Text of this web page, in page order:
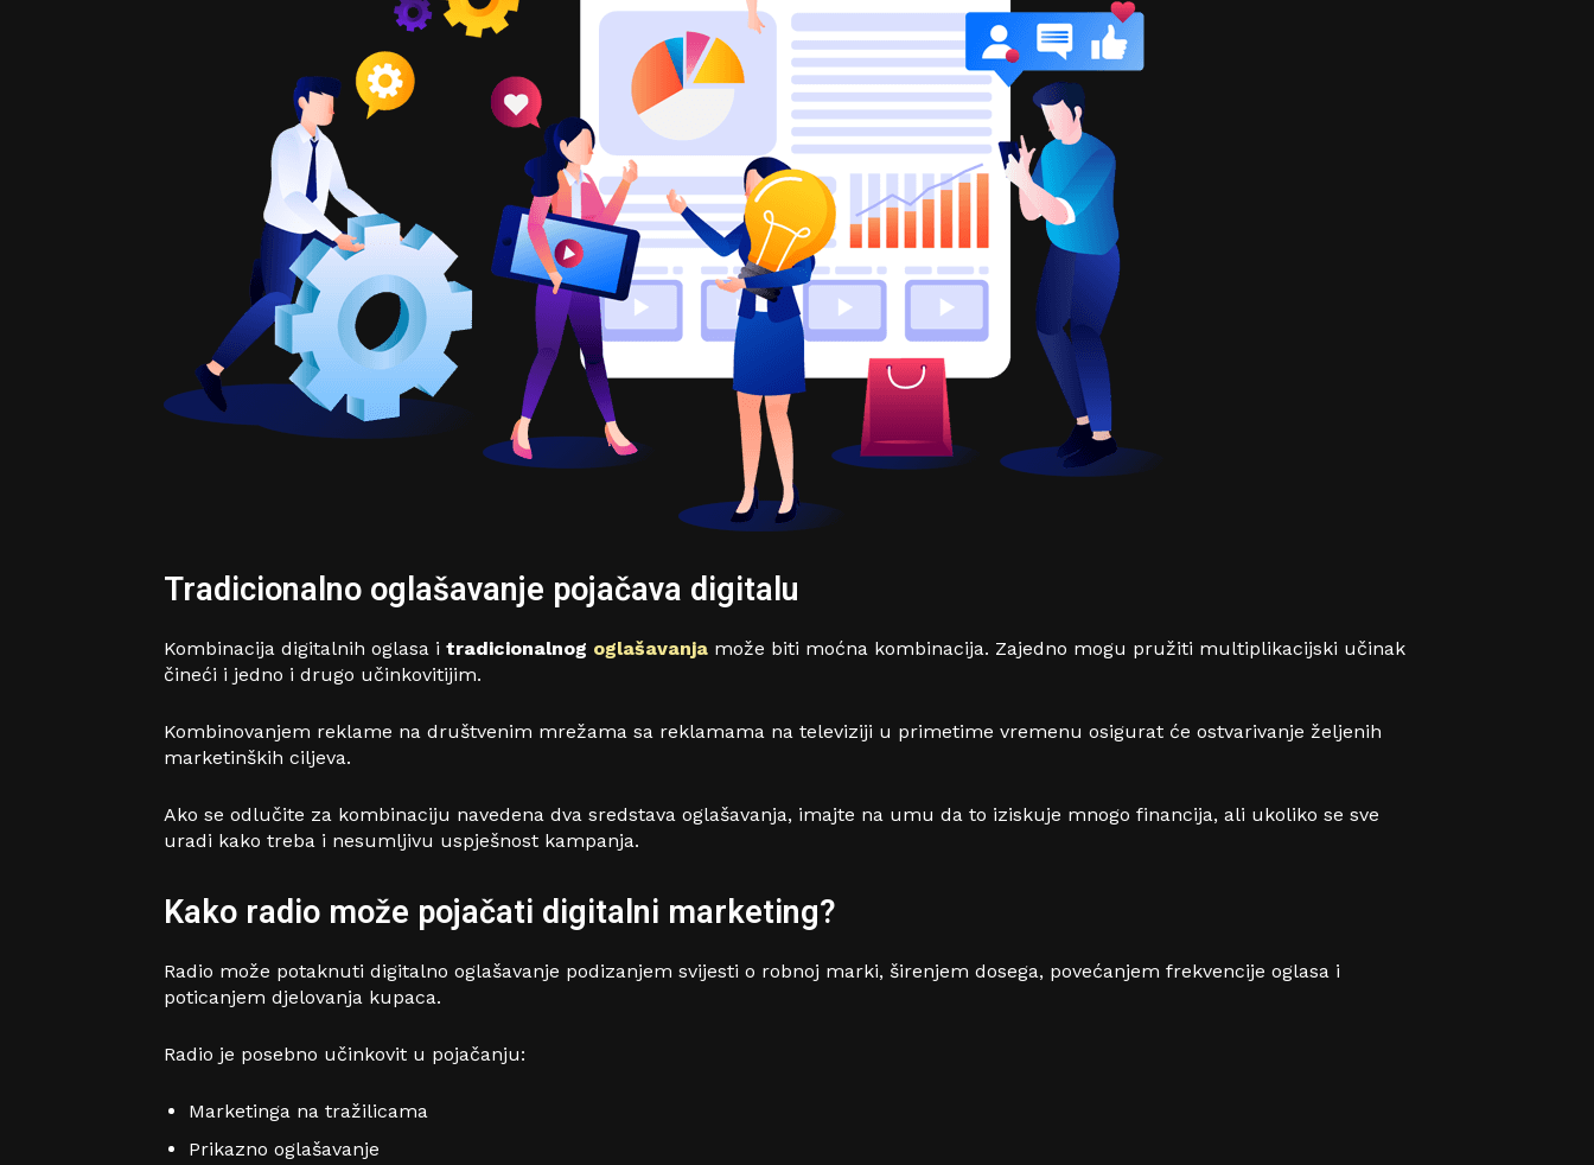
Tradicionalno oglašavanje pojačava digitalu
Kombinacija digitalnih oglasa i tradicionalnog oglašavanja može biti moćna kombinacija. Zajedno mogu pružiti multiplikacijski učinak
čineći i jedno i drugo učinkovitijim.
Kombinovanjem reklame na društvenim mrežama sa reklamama na televiziji u primetime vremenu osigurat će ostvarivanje željenih
marketinških ciljeva.
Ako se odlučite za kombinaciju navedena dva sredstava oglašavanja, imajte na umu da to iziskuje mnogo financija, ali ukoliko se sve
uradi kako treba i nesumljivu uspješnost kampanja.
Kako radio može pojačati digitalni marketing?
Radio može potaknuti digitalno oglašavanje podizanjem svijesti o robnoj marki, širenjem dosega, povećanjem frekvencije oglasa i
poticanjem djelovanja kupaca.
Radio je posebno učinkovit u pojačanju:
Marketinga na tražilicama
Prikazno oglašavanje